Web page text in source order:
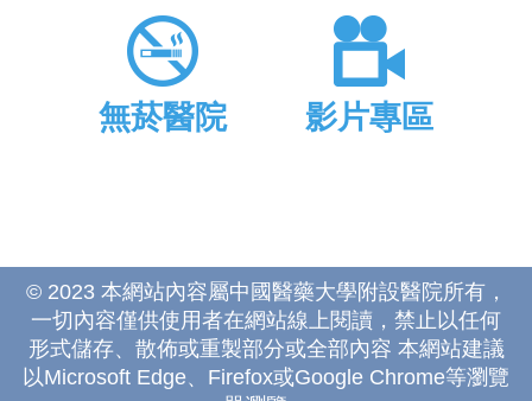
無菸醫院 影片專區
© 2023 本網站內容屬中國醫藥大學附設醫院所有，
一切內容僅供使用者在網站線上閱讀，禁止以任何
形式儲存、散佈或重製部分或全部內容 本網站建議
以Microsoft Edge、Firefox或Google Chrome等瀏覽